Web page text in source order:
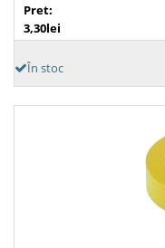
Pret:
3,30lei
În stoc